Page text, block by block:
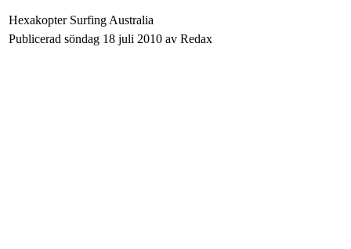
Hexakopter Surfing Australia
Publicerad söndag 18 juli 2010 av Redax